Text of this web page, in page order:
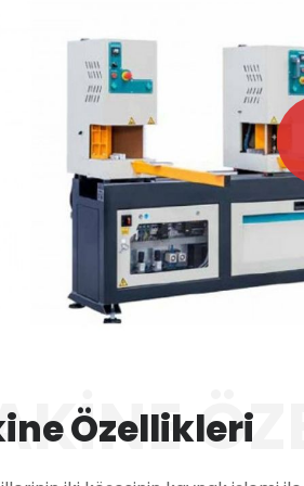
Özellikleri